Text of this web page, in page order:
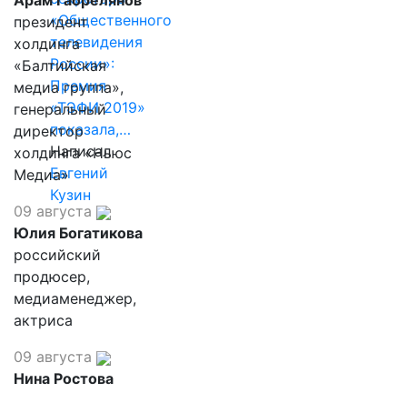
«Общественного
телевидения
России»:
Премия
«ТЭФИ 2019»
показала,…
Написал
Евгений
Кузин
президент
холдинга
«Балтийская
медиа группа»,
генеральный
директор
холдинга «Ньюс
Медиа»
09 августа
Юлия Богатикова
российский
продюсер,
медиаменеджер,
актриса
09 августа
Нина Ростова